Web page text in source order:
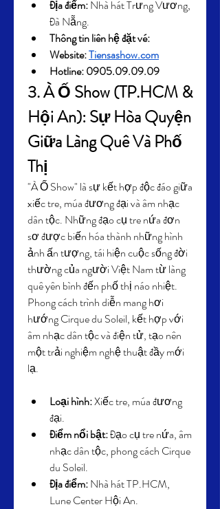
Địa điểm: Nhà hát Trưng Vương,
Đà Nẵng.
Thông tin liên hệ đặt vé:
Website: Tiensashow.com
Hotline: 0905.09.09.09
3. À Ố Show (TP.HCM &
Hội An): Sự Hòa Quyện
Giữa Làng Quê Và Phố
Thị
"À Ố Show" là sự kết hợp độc đáo giữa
xiếc tre, múa đương đại và âm nhạc
dân tộc. Những đạo cụ tre nứa đơn
sơ được biến hóa thành những hình
ảnh ấn tượng, tái hiện cuộc sống đời
thường của người Việt Nam từ làng
quê yên bình đến phố thị náo nhiệt.
Phong cách trình diễn mang hơi
hướng Cirque du Soleil, kết hợp với
âm nhạc dân tộc và điện tử, tạo nên
một trải nghiệm nghệ thuật đầy mới
lạ.
Loại hình: Xiếc tre, múa đương
đại.
Điểm nổi bật: Đạo cụ tre nứa, âm
nhạc dân tộc, phong cách Cirque
du Soleil.
Địa điểm: Nhà hát TP.HCM,
Lune Center Hội An.